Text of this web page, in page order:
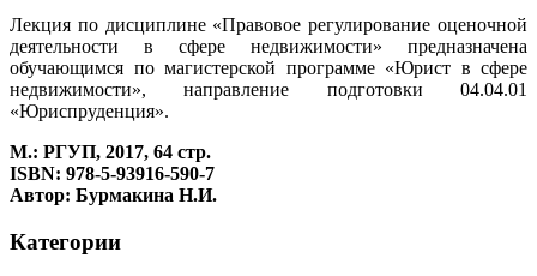
Лекция по дисциплине «Правовое регулирование оценочной
деятельности в сфере недвижимости» предназначена
обучающимся по магистерской программе «Юрист в сфере
недвижимости», направление подготовки 04.04.01
«Юриспруденция».
М.: РГУП, 2017, 64 стр.
ISBN: 978-5-93916-590-7
Автор: Бурмакина Н.И.
Категории